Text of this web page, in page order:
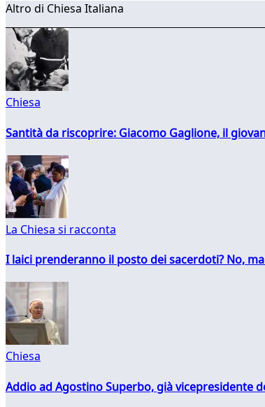
Altro di Chiesa Italiana
Chiesa
Santità da riscoprire: Giacomo Gaglione, il
La Chiesa si racconta
I laici prenderanno il posto dei sacerdoti? No,
Chiesa
Addio ad Agostino Superbo, già vicepresidente